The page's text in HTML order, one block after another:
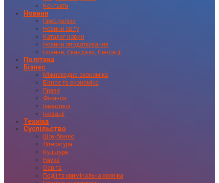
Контакти
Новини
Прес-релізи
Новини світу
Каталог новин
Новини оподаткування
Новини, Скандали, Сенсації
Політика
Бізнес
Міжнародна економіка
Бізнес та економіка
Право
Фінанси
Інвестиції
Іновації
Техніка
Суспільство
Шоу-бізнес
Література
Культура
Наука
Освіта
Події та кримінальна хроніка